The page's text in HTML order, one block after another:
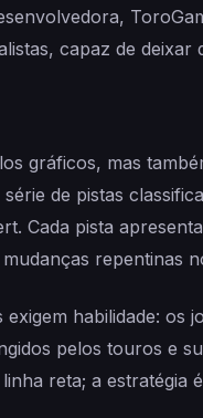
capaz de deixar
gráficos, mas
de pistas
Cada pista
repentinas
habilidade: os
pelos touros e
reta; a estratégia